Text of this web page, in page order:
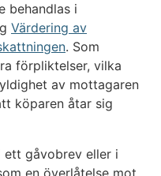
behandlas i
Värdering av
. Som
förpliktelser, vilka
av mottagaren
köparen åtar sig
ett gåvobrev eller i